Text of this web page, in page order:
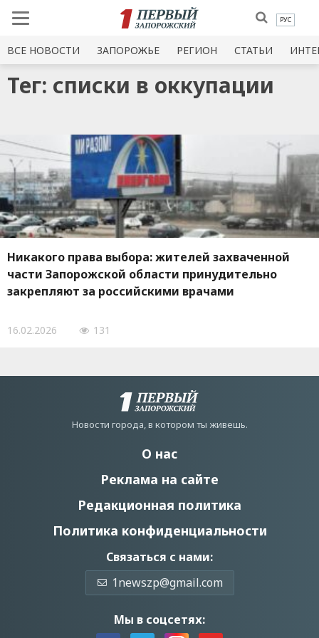
РУС
ВСЕ НОВОСТИ ЗАПОРОЖЬЕ РЕГИОН СТАТЬИ
Тег: списки в оккупации
Никакого права выбора: жителей захваченной
части Запорожской области принудительно
закрепляют за российскими врачами
16.02.2026 131
Новости города, в котором ты живешь.
О нас
Реклама на сайте
Редакционная политика
Политика конфиденциальности
Связаться с нами:
1newszp@gmail.com
Мы в соцсетях: